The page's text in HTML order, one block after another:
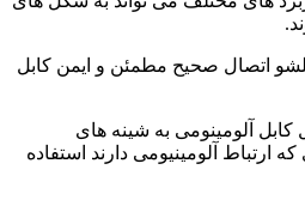
اتصال صحیح مطمئن و ایمن کابل‌
کابل آلومينومی به شينه های
ارتباط آلومينيومی دارند استفاده